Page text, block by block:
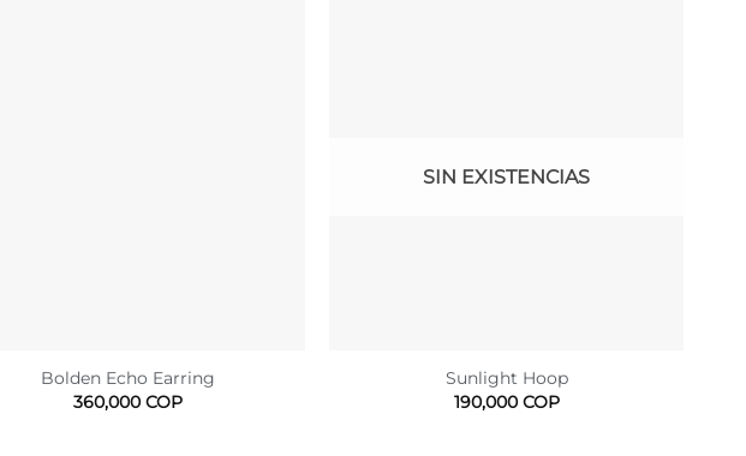
Bolden Echo Earring
360,000COP
SIN EXISTENCIAS
Sunlight Hoop
190,000COP